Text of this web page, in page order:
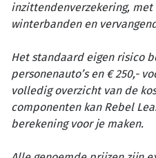
inzittendenverzekering,
winterbanden en
Het standaard eigen risico
personenauto’s en € 250,-
volledig overzicht van de
componenten kan Rebel
berekening voor je maken.